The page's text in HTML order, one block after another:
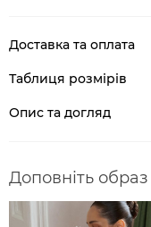
Доставка та оплата
Таблиця розмірів
Опис та догляд
Доповніть образ